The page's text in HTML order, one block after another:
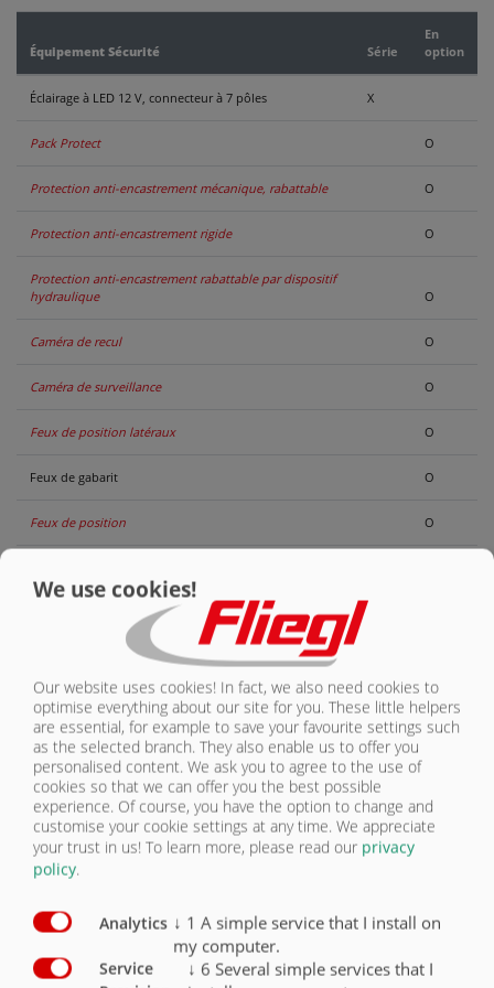
NOUS
CONTACTER
Équipement Sécurité Série
En
option
Éclairage à LED 12 V, connecteur à 7 pôles X
Pack Protect O
Protection anti-encastrement mécanique, rabattable O
Protection anti-encastrement rigide O
Protection anti-encastrement rabattable par dispositif
hydraulique
O
Caméra de recul O
Caméra de surveillance O
Feux de position latéraux O
Feux de gabarit O
Feux de position O
Projecteur de travail à LED
ÉCLAIRAGE ET SÉCURITÉ
VUE D’ENSEMBLE
VUE D’ENSEMBLE
CHÂSSIS
CONTENEUR À FOND POUSSANT
We use cookies!
Our website uses cookies! In fact, we also need cookies to
optimise everything about our site for you. These little helpers
are essential, for example to save your favourite settings such
as the selected branch. They also enable us to offer you
personalised content. We ask you to agree to the use of
cookies so that we can offer you the best possible
experience. Of course, you have the option to change and
customise your cookie settings at any time. We appreciate
your trust in us! To learn more, please read our privacy
policy.
Analytics ↓ 1 A simple service that I install on
my computer.
Service
↓ 6 Several simple services that I